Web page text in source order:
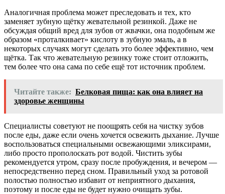
Аналогичная проблема может преследовать и тех, кто
заменяет зубную щётку жевательной резинкой. Даже не
обсуждая общий вред для зубов от жвачки, она подобным же
образом «проталкивает» кислоту в зубную эмаль, а в
некоторых случаях могут сделать это более эффективно, чем
щётка. Так что жевательную резинку тоже стоит отложить,
тем более что она сама по себе ещё тот источник проблем.
Читайте также: Белковая пища: как она влияет на
здоровье женщины
Специалисты советуют не поощрять себя на чистку зубов
после еды, даже если очень хочется освежить дыхание. Лучше
воспользоваться специальными освежающими эликсирами,
либо просто прополоскать рот водой. Чистить зубы
рекомендуется утром, сразу после пробуждения, и вечером —
непосредственно перед сном. Правильный уход за ротовой
полостью полностью избавит от неприятного дыхания,
поэтому и после еды не будет нужно очищать зубы.